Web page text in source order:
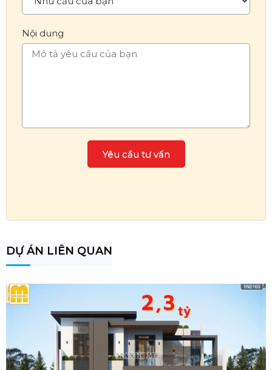
Nội dung
DỰ ÁN LIÊN QUAN